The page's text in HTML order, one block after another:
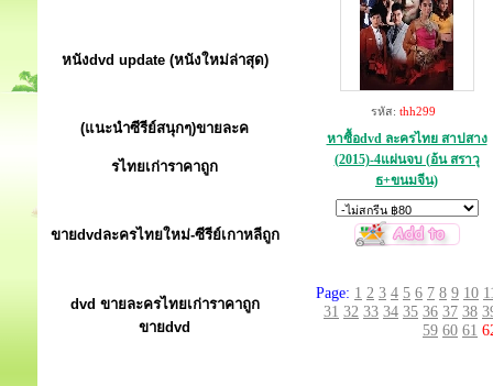
หนังdvd update (หนังใหม่ล่าสุด)
(แนะนำซีรีย์สนุกๆ)ขายละค
รไทยเก่าราคาถูก
ขายdvdละครไทยใหม่-ซีรีย์เกาหลีถูก
dvd ขายละครไทยเก่าราคาถูก
ขายdvd
รหัส: thh299
หาซื้อdvd ละครไทย สาปสาง
(2015)-4แผ่นจบ (อ้น สราวุ
ธ+ขนมจีน)
Page: 1 2 3 4 5 6 7 8 9 10
31 32 33 34 35 36 37 38
59 60 61